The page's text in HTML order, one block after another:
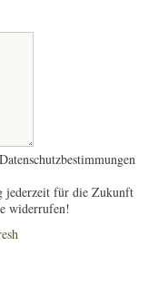
jederzeit für die Zukunft
widerrufen!